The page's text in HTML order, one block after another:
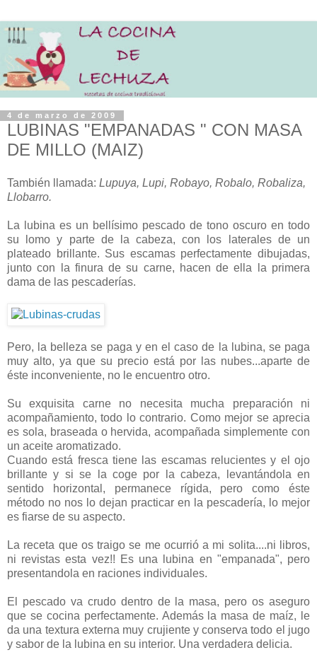
4 de marzo de 2009
LUBINAS "EMPANADAS " CON MASA
DE MILLO (MAIZ)
También llamada: Lupuya, Lupi, Robayo, Robalo, Robaliza,
Llobarro.
La lubina es un bellísimo pescado de tono oscuro en todo
su lomo y parte de la cabeza, con los laterales de un
plateado brillante. Sus escamas perfectamente dibujadas,
junto con la finura de su carne, hacen de ella la primera
dama de las pescaderías.
Pero, la belleza se paga y en el caso de la lubina, se paga
muy alto, ya que su precio está por las nubes...aparte de
éste inconveniente, no le encuentro otro.
Su exquisita carne no necesita mucha preparación ni
acompañamiento, todo lo contrario. Como mejor se aprecia
es sola, braseada o hervida, acompañada simplemente con
un aceite aromatizado.
Cuando está fresca tiene las escamas relucientes y el ojo
brillante y si se la coge por la cabeza, levantándola en
sentido horizontal, permanece rígida, pero como éste
método no nos lo dejan practicar en la pescadería, lo mejor
es fiarse de su aspecto.
La receta que os traigo se me ocurrió a mi solita....ni libros,
ni revistas esta vez!! Es una lubina en "empanada", pero
presentandola en raciones individuales.
El pescado va crudo dentro de la masa, pero os aseguro
que se cocina perfectamente. Además la masa de maíz, le
da una textura externa muy crujiente y conserva todo el jugo
y sabor de la lubina en su interior. Una verdadera delicia.